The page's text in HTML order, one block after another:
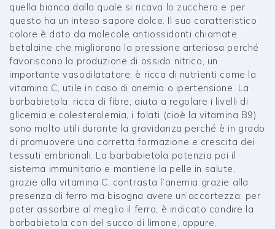
quella bianca dalla quale si ricava lo zucchero e per
questo ha un inteso sapore dolce. Il suo caratteristico
colore è dato da molecole antiossidanti chiamate
betalaine che migliorano la pressione arteriosa perché
favoriscono la produzione di ossido nitrico, un
importante vasodilatatore; è ricca di nutrienti come la
vitamina C, utile in caso di anemia o ipertensione. La
barbabietola, ricca di fibre, aiuta a regolare i livelli di
glicemia e colesterolemia, i folati (cioè la vitamina B9)
sono molto utili durante la gravidanza perché è in grado
di promuovere una corretta formazione e crescita dei
tessuti embrionali. La barbabietola potenzia poi il
sistema immunitario e mantiene la pelle in salute,
grazie alla vitamina C; contrasta l’anemia grazie alla
presenza di ferro ma bisogna avere un’accortezza: per
poter assorbire al meglio il ferro, è indicato condire la
barbabietola con del succo di limone, oppure,